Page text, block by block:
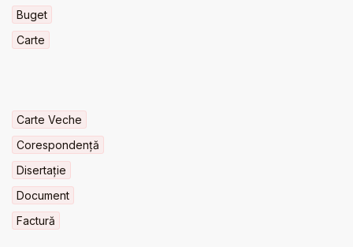
Buget
Carte
Carte Veche
Corespondență
Disertație
Document
Factură